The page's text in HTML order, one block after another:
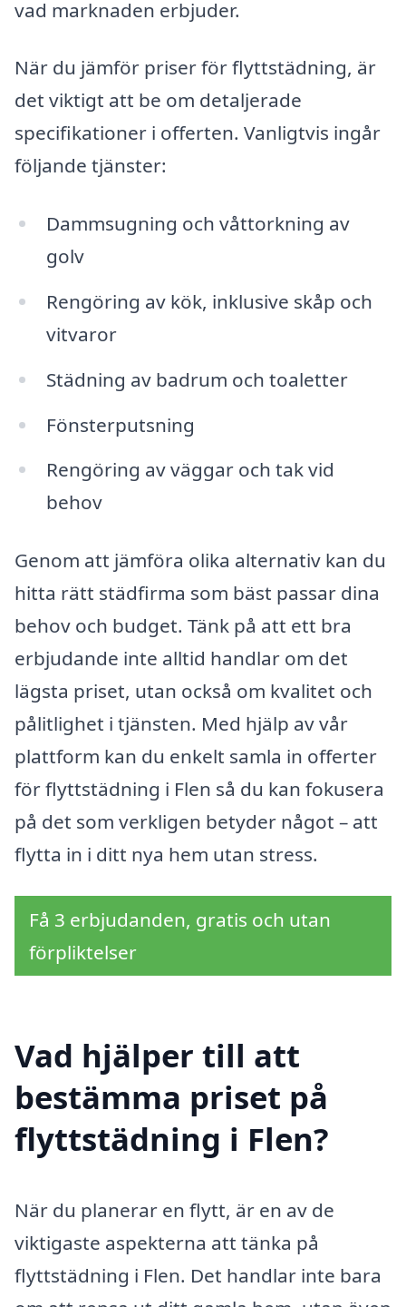
vad marknaden erbjuder.
När du jämför priser för flyttstädning, är
det viktigt att be om detaljerade
specifikationer i offerten. Vanligtvis ingår
följande tjänster:
Dammsugning och våttorkning av
golv
Rengöring av kök, inklusive skåp och
vitvaror
Städning av badrum och toaletter
Fönsterputsning
Rengöring av väggar och tak vid
behov
Genom att jämföra olika alternativ kan du
hitta rätt städfirma som bäst passar dina
behov och budget. Tänk på att ett bra
erbjudande inte alltid handlar om det
lägsta priset, utan också om kvalitet och
pålitlighet i tjänsten. Med hjälp av vår
plattform kan du enkelt samla in offerter
för flyttstädning i Flen så du kan fokusera
på det som verkligen betyder något – att
flytta in i ditt nya hem utan stress.
Få 3 erbjudanden, gratis och utan
förpliktelser
Vad hjälper till att
bestämma priset på
flyttstädning i Flen?
När du planerar en flytt, är en av de
viktigaste aspekterna att tänka på
flyttstädning i Flen. Det handlar inte bara